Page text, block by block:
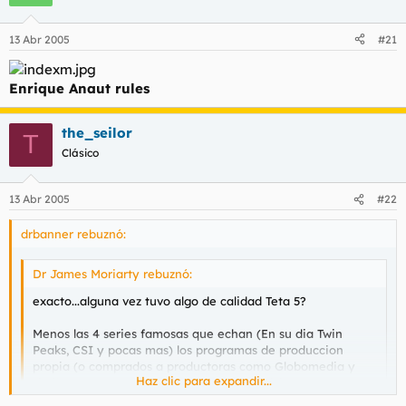
13 Abr 2005 #21
Enrique Anaut rules
T the_seilor
Clásico
13 Abr 2005 #22
drbanner rebuznó:
Dr James Moriarty rebuznó:
exacto...alguna vez tuvo algo de calidad Teta 5?
Menos las 4 series famosas que echan (En su dia Twin
Peaks, CSI y pocas mas) los programas de produccion
propia (o comprados a productoras como Globomedia y
similares) son una autentica basura televisiva.
Haz clic para expandir...
Haz clic para expandir...